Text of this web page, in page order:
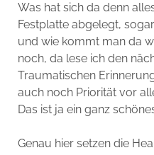
Was hat sich da denn
Festplatte abgelegt,
und wie kommt man da
noch, da lese ich den
Traumatischen
auch noch Priorität vor
Das ist ja ein ganz
Genau hier setzen die